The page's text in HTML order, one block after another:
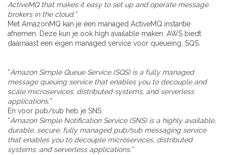
ActiveMQ that makes it easy to set up and operate message
brokers in the cloud.”
Met AmazonMQ kan je een managed ActiveMQ instantie
afnemen. Deze kun je ook high available maken. AWS biedt
daarnaast een eigen managed service voor queueing, SQS.
“Amazon Simple Queue Service (SQS) is a fully managed
message queuing service that enables you to decouple and
scale microservices, distributed systems, and serverless
applications.”
En voor pub/sub heb je SNS:
“Amazon Simple Notification Service (SNS) is a highly available,
durable, secure, fully managed pub/sub messaging service
that enables you to decouple microservices, distributed
systems, and serverless applications.”